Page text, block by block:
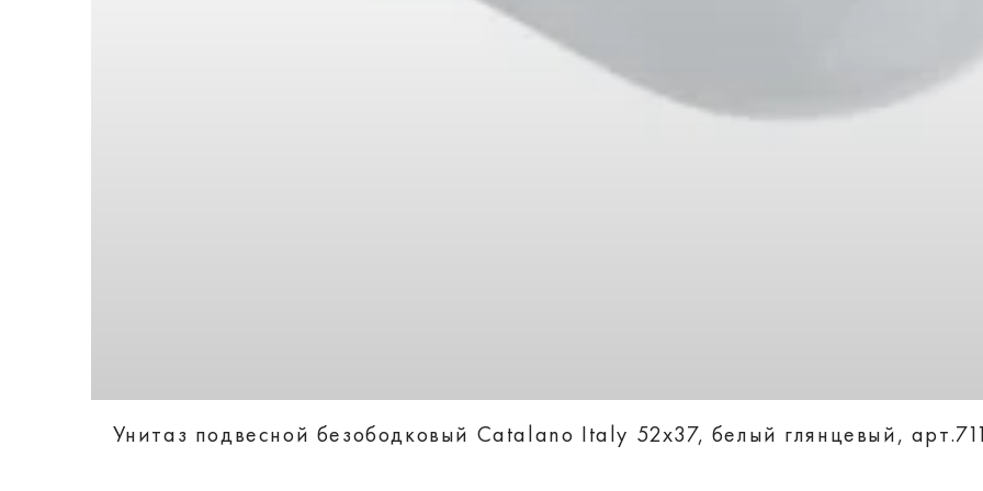
Унитаз подвесной безободковый Catalano Italy 52х37, белый глянцевый,